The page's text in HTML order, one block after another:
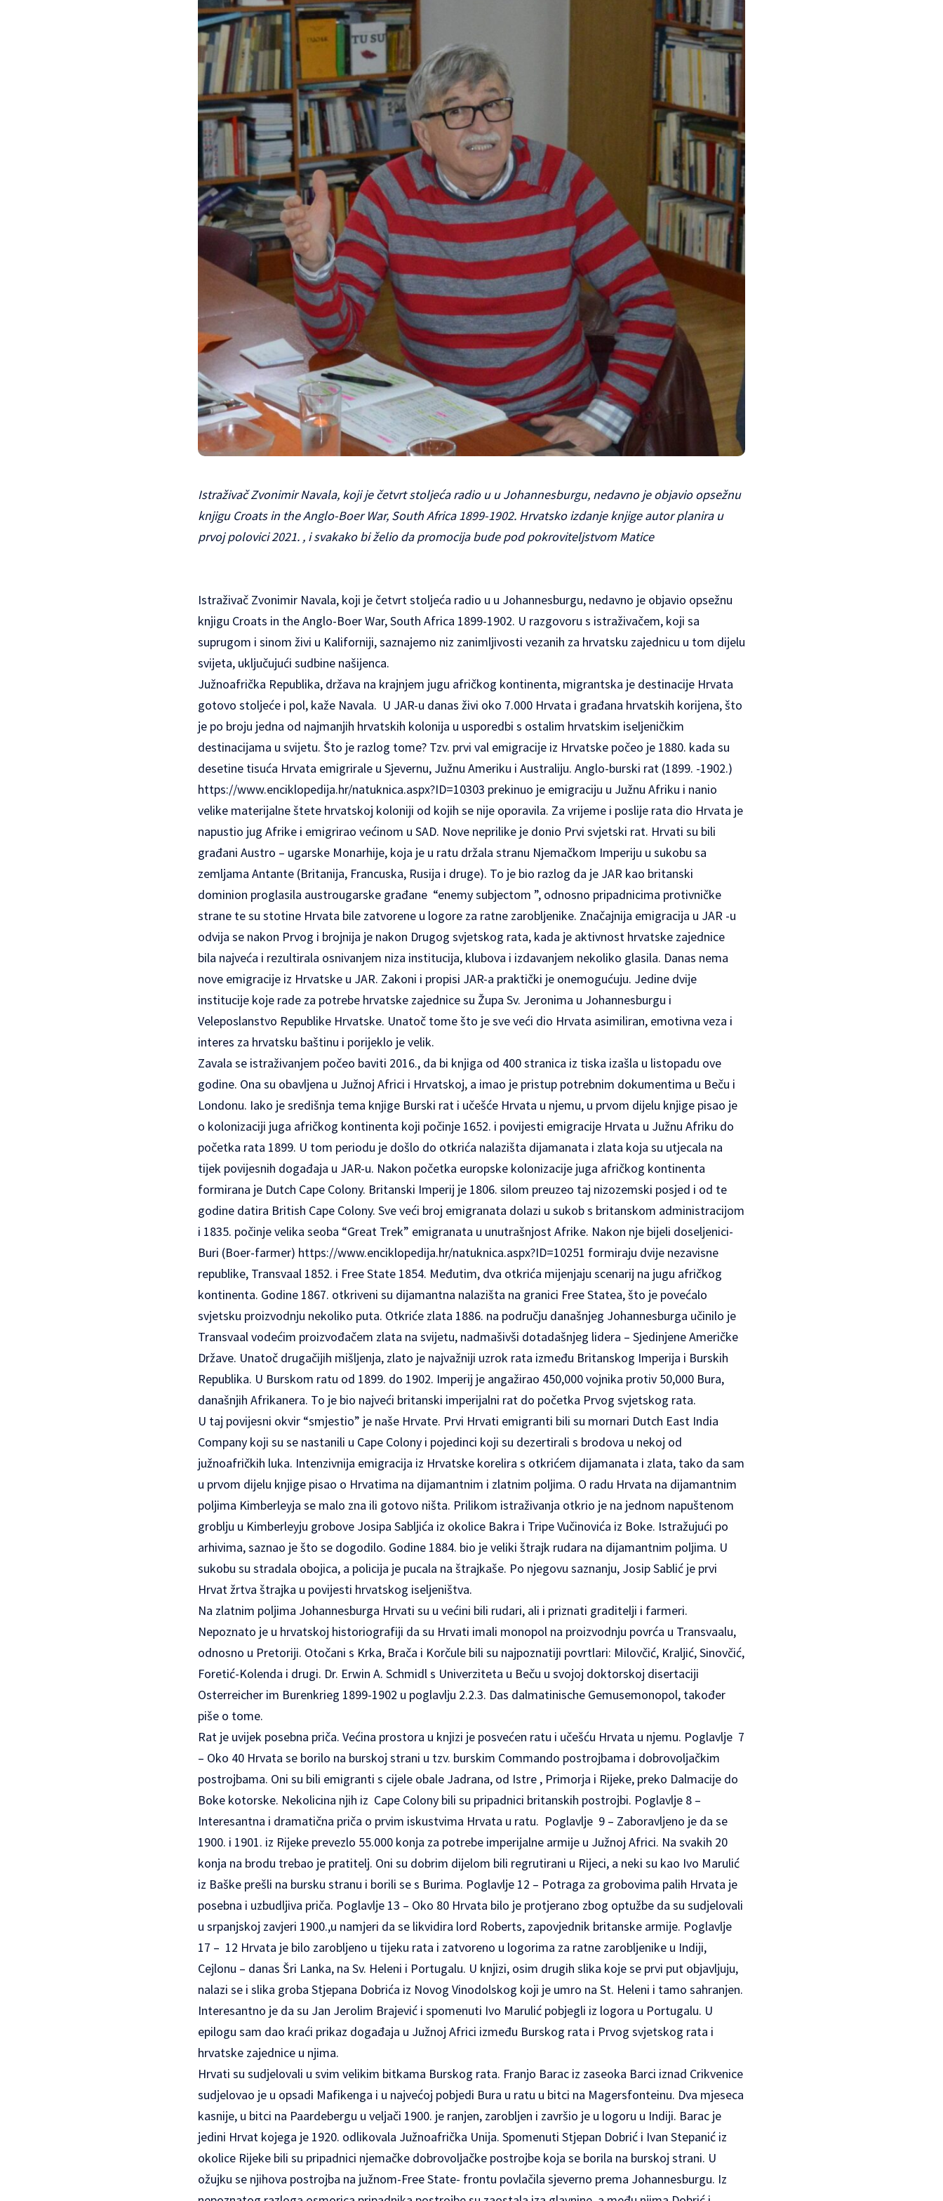
Istraživač Zvonimir Navala, koji je četvrt stoljeća radio u u Johannesburgu, nedavno je objavio opsežnu
knjigu Croats in the Anglo-Boer War, South Africa 1899-1902. Hrvatsko izdanje knjige autor planira u
prvoj polovici 2021. , i svakako bi želio da promocija bude pod pokroviteljstvom Matice
Istraživač Zvonimir Navala, koji je četvrt stoljeća radio u u Johannesburgu, nedavno je objavio opsežnu
knjigu Croats in the Anglo-Boer War, South Africa 1899-1902. U razgovoru s istraživačem, koji sa
suprugom i sinom živi u Kaliforniji, saznajemo niz zanimljivosti vezanih za hrvatsku zajednicu u tom dijelu
svijeta, uključujući sudbine našijenca.
Južnoafrička Republika, država na krajnjem jugu afričkog kontinenta, migrantska je destinacije Hrvata
gotovo stoljeće i pol, kaže Navala. U JAR-u danas živi oko 7.000 Hrvata i građana hrvatskih korijena, što
je po broju jedna od najmanjih hrvatskih kolonija u usporedbi s ostalim hrvatskim iseljeničkim
destinacijama u svijetu. Što je razlog tome? Tzv. prvi val emigracije iz Hrvatske počeo je 1880. kada su
desetine tisuća Hrvata emigrirale u Sjevernu, Južnu Ameriku i Australiju. Anglo-burski rat (1899. -1902.)
https://www.enciklopedija.hr/natuknica.aspx?ID=10303 prekinuo je emigraciju u Južnu Afriku i nanio
velike materijalne štete hrvatskoj koloniji od kojih se nije oporavila. Za vrijeme i poslije rata dio Hrvata je
napustio jug Afrike i emigrirao većinom u SAD. Nove neprilike je donio Prvi svjetski rat. Hrvati su bili
građani Austro – ugarske Monarhije, koja je u ratu držala stranu Njemačkom Imperiju u sukobu sa
zemljama Antante (Britanija, Francuska, Rusija i druge). To je bio razlog da je JAR kao britanski
dominion proglasila austrougarske građane “enemy subjectom ”, odnosno pripadnicima protivničke
strane te su stotine Hrvata bile zatvorene u logore za ratne zarobljenike. Značajnija emigracija u JAR -u
odvija se nakon Prvog i brojnija je nakon Drugog svjetskog rata, kada je aktivnost hrvatske zajednice
bila najveća i rezultirala osnivanjem niza institucija, klubova i izdavanjem nekoliko glasila. Danas nema
nove emigracije iz Hrvatske u JAR. Zakoni i propisi JAR-a praktički je onemogućuju. Jedine dvije
institucije koje rade za potrebe hrvatske zajednice su Župa Sv. Jeronima u Johannesburgu i
Veleposlanstvo Republike Hrvatske. Unatoč tome što je sve veći dio Hrvata asimiliran, emotivna veza i
interes za hrvatsku baštinu i porijeklo je velik.
Zavala se istraživanjem počeo baviti 2016., da bi knjiga od 400 stranica iz tiska izašla u listopadu ove
godine. Ona su obavljena u Južnoj Africi i Hrvatskoj, a imao je pristup potrebnim dokumentima u Beču i
Londonu. Iako je središnja tema knjige Burski rat i učešće Hrvata u njemu, u prvom dijelu knjige pisao je
o kolonizaciji juga afričkog kontinenta koji počinje 1652. i povijesti emigracije Hrvata u Južnu Afriku do
početka rata 1899. U tom periodu je došlo do otkrića nalazišta dijamanata i zlata koja su utjecala na
tijek povijesnih događaja u JAR-u. Nakon početka europske kolonizacije juga afričkog kontinenta
formirana je Dutch Cape Colony. Britanski Imperij je 1806. silom preuzeo taj nizozemski posjed i od te
godine datira British Cape Colony. Sve veći broj emigranata dolazi u sukob s britanskom administracijom
i 1835. počinje velika seoba “Great Trek” emigranata u unutrašnjost Afrike. Nakon nje bijeli doseljenici-
Buri (Boer-farmer) https://www.enciklopedija.hr/natuknica.aspx?ID=10251 formiraju dvije nezavisne
republike, Transvaal 1852. i Free State 1854. Međutim, dva otkrića mijenjaju scenarij na jugu afričkog
kontinenta. Godine 1867. otkriveni su dijamantna nalazišta na granici Free Statea, što je povećalo
svjetsku proizvodnju nekoliko puta. Otkriće zlata 1886. na području današnjeg Johannesburga učinilo je
Transvaal vodećim proizvođačem zlata na svijetu, nadmašivši dotadašnjeg lidera – Sjedinjene Američke
Države. Unatoč drugačijih mišljenja, zlato je najvažniji uzrok rata između Britanskog Imperija i Burskih
Republika. U Burskom ratu od 1899. do 1902. Imperij je angažirao 450,000 vojnika protiv 50,000 Bura,
današnjih Afrikanera. To je bio najveći britanski imperijalni rat do početka Prvog svjetskog rata.
U taj povijesni okvir “smjestio” je naše Hrvate. Prvi Hrvati emigranti bili su mornari Dutch East India
Company koji su se nastanili u Cape Colony i pojedinci koji su dezertirali s brodova u nekoj od
južnoafričkih luka. Intenzivnija emigracija iz Hrvatske korelira s otkrićem dijamanata i zlata, tako da sam
u prvom dijelu knjige pisao o Hrvatima na dijamantnim i zlatnim poljima. O radu Hrvata na dijamantnim
poljima Kimberleyja se malo zna ili gotovo ništa. Prilikom istraživanja otkrio je na jednom napuštenom
groblju u Kimberleyju grobove Josipa Sabljića iz okolice Bakra i Tripe Vučinovića iz Boke. Istražujući po
arhivima, saznao je što se dogodilo. Godine 1884. bio je veliki štrajk rudara na dijamantnim poljima. U
sukobu su stradala obojica, a policija je pucala na štrajkaše. Po njegovu saznanju, Josip Sablić je prvi
Hrvat žrtva štrajka u povijesti hrvatskog iseljeništva.
Na zlatnim poljima Johannesburga Hrvati su u većini bili rudari, ali i priznati graditelji i farmeri.
Nepoznato je u hrvatskoj historiografiji da su Hrvati imali monopol na proizvodnju povrća u Transvaalu,
odnosno u Pretoriji. Otočani s Krka, Brača i Korčule bili su najpoznatiji povrtlari: Milovčić, Kraljić, Sinovčić,
Foretić-Kolenda i drugi. Dr. Erwin A. Schmidl s Univerziteta u Beču u svojoj doktorskoj disertaciji
Osterreicher im Burenkrieg 1899-1902 u poglavlju 2.2.3. Das dalmatinische Gemusemonopol, također
piše o tome.
Rat je uvijek posebna priča. Većina prostora u knjizi je posvećen ratu i učešću Hrvata u njemu. Poglavlje 7
– Oko 40 Hrvata se borilo na burskoj strani u tzv. burskim Commando postrojbama i dobrovoljačkim
postrojbama. Oni su bili emigranti s cijele obale Jadrana, od Istre , Primorja i Rijeke, preko Dalmacije do
Boke kotorske. Nekolicina njih iz Cape Colony bili su pripadnici britanskih postrojbi. Poglavlje 8 –
Interesantna i dramatična priča o prvim iskustvima Hrvata u ratu. Poglavlje 9 – Zaboravljeno je da se
1900. i 1901. iz Rijeke prevezlo 55.000 konja za potrebe imperijalne armije u Južnoj Africi. Na svakih 20
konja na brodu trebao je pratitelj. Oni su dobrim dijelom bili regrutirani u Rijeci, a neki su kao Ivo Marulić
iz Baške prešli na bursku stranu i borili se s Burima. Poglavlje 12 – Potraga za grobovima palih Hrvata je
posebna i uzbudljiva priča. Poglavlje 13 – Oko 80 Hrvata bilo je protjerano zbog optužbe da su sudjelovali
u srpanjskoj zavjeri 1900.,u namjeri da se likvidira lord Roberts, zapovjednik britanske armije. Poglavlje
17 – 12 Hrvata je bilo zarobljeno u tijeku rata i zatvoreno u logorima za ratne zarobljenike u Indiji,
Cejlonu – danas Šri Lanka, na Sv. Heleni i Portugalu. U knjizi, osim drugih slika koje se prvi put objavljuju,
nalazi se i slika groba Stjepana Dobrića iz Novog Vinodolskog koji je umro na St. Heleni i tamo sahranjen.
Interesantno je da su Jan Jerolim Brajević i spomenuti Ivo Marulić pobjegli iz logora u Portugalu. U
epilogu sam dao kraći prikaz događaja u Južnoj Africi između Burskog rata i Prvog svjetskog rata i
hrvatske zajednice u njima.
Hrvati su sudjelovali u svim velikim bitkama Burskog rata. Franjo Barac iz zaseoka Barci iznad Crikvenice
sudjelovao je u opsadi Mafikenga i u najvećoj pobjedi Bura u ratu u bitci na Magersfonteinu. Dva mjeseca
kasnije, u bitci na Paardebergu u veljači 1900. je ranjen, zarobljen i završio je u logoru u Indiji. Barac je
jedini Hrvat kojega je 1920. odlikovala Južnoafrička Unija. Spomenuti Stjepan Dobrić i Ivan Stepanić iz
okolice Rijeke bili su pripadnici njemačke dobrovoljačke postrojbe koja se borila na burskoj strani. U
ožujku se njihova postrojba na južnom-Free State- frontu povlačila sjeverno prema Johannesburgu. Iz